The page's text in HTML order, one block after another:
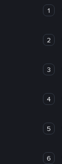
1
2
3
4
5
6